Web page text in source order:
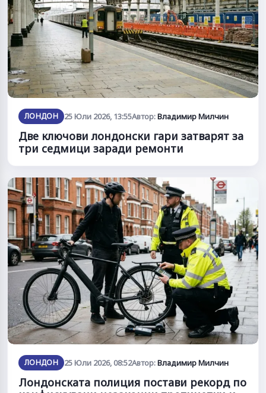
ЛОНДОН 25 Юли 2026, 13:55Автор:Владимир Милчин
Две ключови лондонски гари затварят за
три седмици заради ремонти
ЛОНДОН 25 Юли 2026, 08:52Автор:Владимир Милчин
Лондонската полиция постави рекорд по